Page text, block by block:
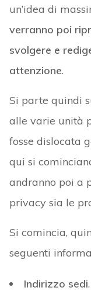
un’idea di
verranno poi
svolgere e
attenzione.
Si parte quindi
alle varie unità
fosse dislocata
qui si
andranno poi a
privacy sia le
Si comincia,
seguenti
Indirizzo sedi